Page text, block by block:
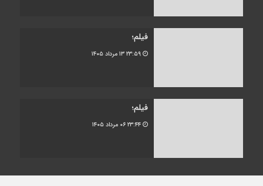
فیلم؛
۱۳ مرداد ۱۴۰۵
فیلم؛
۰۶ مرداد ۱۴۰۵